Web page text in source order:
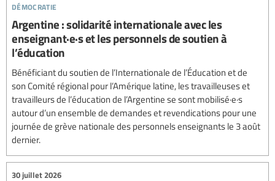
démocratie
Argentine : solidarité internationale avec les
enseignant·e·s et les personnels de soutien à
l’éducation
Bénéficiant du soutien de l’Internationale de l’Éducation et de
son Comité régional pour l’Amérique latine, les travailleuses et
travailleurs de l’éducation de l’Argentine se sont mobilisé·e·s
autour d’un ensemble de demandes et revendications pour une
journée de grève nationale des personnels enseignants le 3 août
dernier.
30 juillet 2026